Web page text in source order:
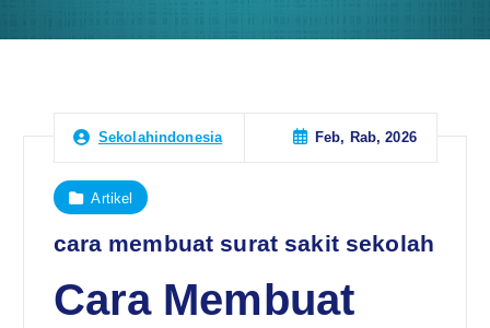
Sekolahindonesia Feb, Rab, 2026
Artikel
cara membuat surat sakit sekolah
Cara Membuat